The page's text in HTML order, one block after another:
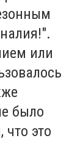
или
было
это